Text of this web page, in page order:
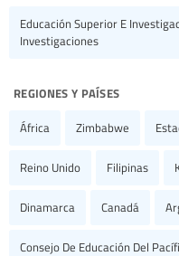
Educación Superior E
Investigaciones
regiones y países
África Zimbabwe
Reino Unido Filipinas
Dinamarca Canadá
Consejo De Educación Del